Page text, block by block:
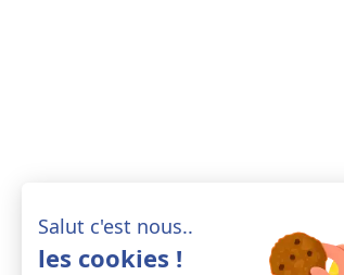
Salut c'est nous..
les cookies !